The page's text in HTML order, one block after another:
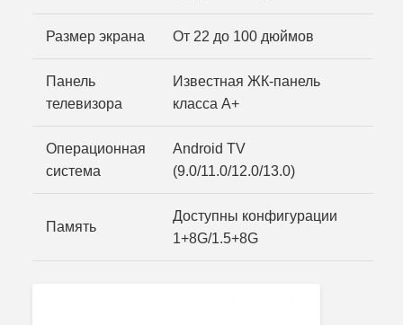
Размер экрана От 22 до 100 дюймов
Панель
телевизора
Известная ЖК-панель
класса A+
Операционная
система
Android TV
(9.0/11.0/12.0/13.0)
Память
Доступны конфигурации
1+8G/1.5+8G